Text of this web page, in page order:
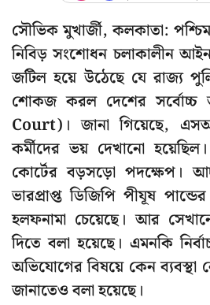
সৌভিক মুখার্জী, কলকাতা:
নিবিড় সংশোধন চলাকালীন
জটিল হয়ে উঠেছে যে রাজ্য
শোকজ করল দেশের
Court)। জানা গিয়েছে,
কর্মীদের ভয় দেখানো
কোর্টের বড়সড়ো পদক্ষেপ।
ভারপ্রাপ্ত ডিজিপি পীযূষ
হলফনামা চেয়েছে। আর
দিতে বলা হয়েছে। এমনকি
অভিযোগের বিষয়ে কেন ব্যবস্থা
জানাতেও বলা হয়েছে।